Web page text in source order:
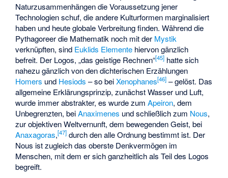
Naturzusammenhängen die Voraussetzung jener
Technologien schuf, die andere Kulturformen marginalisiert
haben und heute globale Verbreitung finden. Während die
Pythagoreer die Mathematik noch mit der Mystik
verknüpften, sind Euklids Elemente hiervon gänzlich
befreit. Der Logos, „das geistige Rechnen“[45] hatte sich
nahezu gänzlich von den dichterischen Erzählungen
Homers und Hesiods – so beiXenophanes[46] – gelöst. Das
allgemeine Erklärungsprinzip, zunächst Wasser und Luft,
wurde immer abstrakter, es wurde zumApeiron, dem
Unbegrenzten, beiAnaximenes und schließlich zum Nous,
zur objektiven Weltvernunft, dem bewegenden Geist, bei
Anaxagoras,[47] durch den alle Ordnung bestimmt ist. Der
Nous ist zugleich das oberste Denkvermögen im
Menschen, mit dem er sich ganzheitlich als Teil des Logos
begreift.